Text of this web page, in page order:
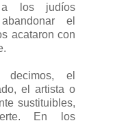
los judíos
el
acataron con
decimos, el
el artista o
sustituibles,
En los